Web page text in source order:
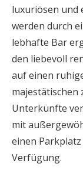
luxuriösen und
werden durch
lebhafte Bar
den liebevoll
auf einen
majestätischen
Unterkünfte
mit
einen
Verfügung.